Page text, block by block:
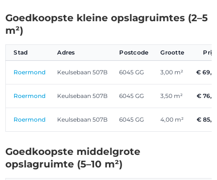
Goedkoopste kleine opslagruimtes (2–5
m²)
Stad Adres Postcode Grootte
Roermond Keulsebaan 507B 6045 GG 3,00 m² €
Roermond Keulsebaan 507B 6045 GG 3,50 m² €
Roermond Keulsebaan 507B 6045 GG 4,00 m² €
Goedkoopste middelgrote
opslagruimte (5–10 m²)